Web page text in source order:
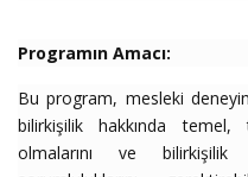
Programın Amacı:
Bu program, mesleki
bilirkişilik hakkında
olmalarını ve bilirkişilik